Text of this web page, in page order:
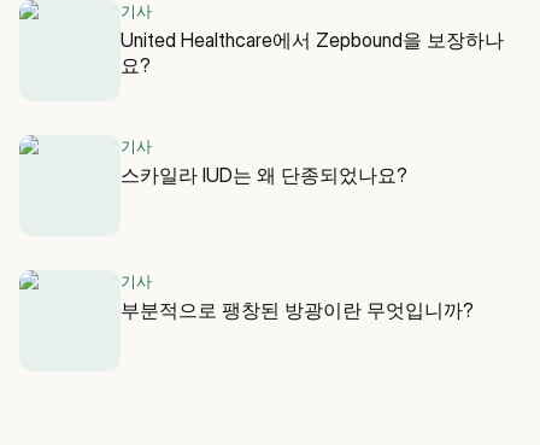
기사
United Healthcare에서 Zepbound을 보장하나
요?
기사
스카일라 IUD는 왜 단종되었나요?
기사
부분적으로 팽창된 방광이란 무엇입니까?